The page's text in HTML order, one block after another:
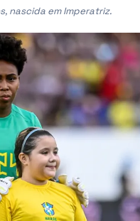
nascida em Imperatriz.